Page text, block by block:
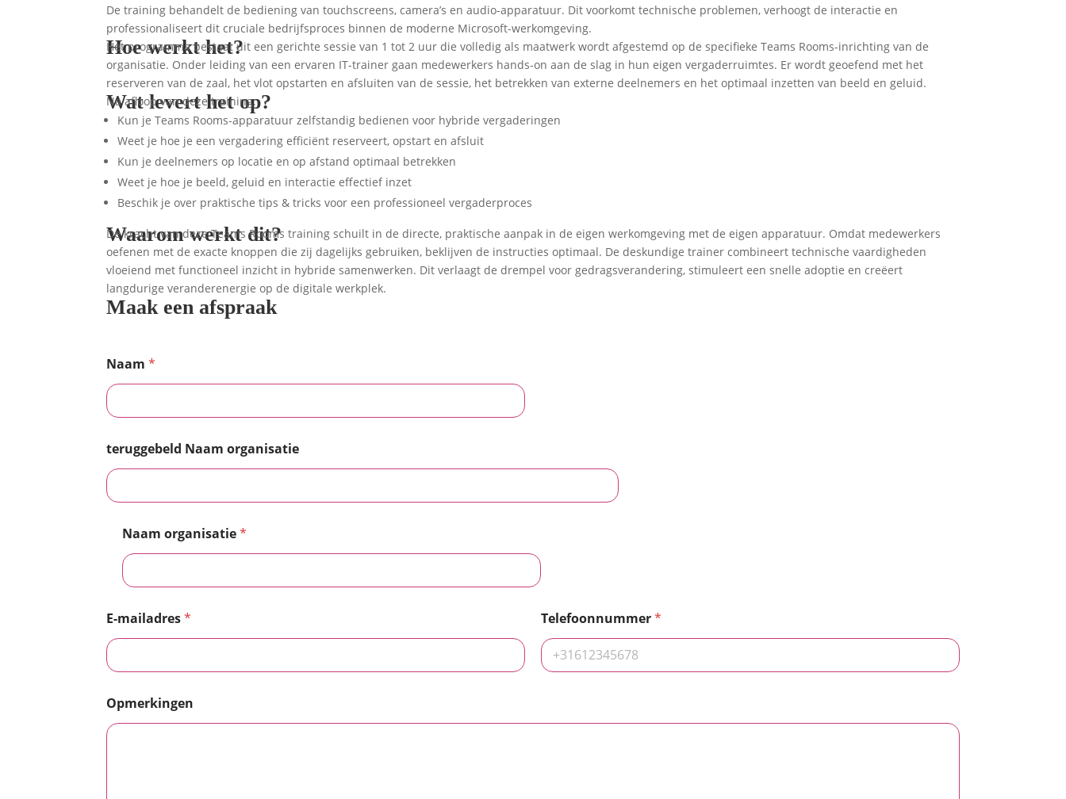
De training behandelt de bediening van touchscreens, camera’s en audio-apparatuur. Dit voorkomt technische problemen, verhoogt de interactie en
professionaliseert dit cruciale bedrijfsproces binnen de moderne Microsoft-werkomgeving.
Hoe werkt het?
Het programma bestaat uit een gerichte sessie van 1 tot 2 uur die volledig als maatwerk wordt afgestemd op de specifieke Teams Rooms-inrichting van de
organisatie. Onder leiding van een ervaren IT-trainer gaan medewerkers hands-on aan de slag in hun eigen vergaderruimtes. Er wordt geoefend met het
reserveren van de zaal, het vlot opstarten en afsluiten van de sessie, het betrekken van externe deelnemers en het optimaal inzetten van beeld en geluid.
Wat levert het op?
Na afloop van deze training:
Kun je Teams Rooms-apparatuur zelfstandig bedienen voor hybride vergaderingen
Weet je hoe je een vergadering efficiënt reserveert, opstart en afsluit
Kun je deelnemers op locatie en op afstand optimaal betrekken
Weet je hoe je beeld, geluid en interactie effectief inzet
Beschik je over praktische tips & tricks voor een professioneel vergaderproces
Waarom werkt dit?
De kracht van deze Teams Rooms training schuilt in de directe, praktische aanpak in de eigen werkomgeving met de eigen apparatuur. Omdat medewerkers
oefenen met de exacte knoppen die zij dagelijks gebruiken, beklijven de instructies optimaal. De deskundige trainer combineert technische vaardigheden
vloeiend met functioneel inzicht in hybride samenwerken. Dit verlaagt de drempel voor gedragsverandering, stimuleert een snelle adoptie en creëert
langdurige veranderenergie op de digitale werkplek.
Maak een afspraak
Naam*
teruggebeld Naam organisatie
Naam organisatie*
E-mailadres* Telefoonnummer*
Opmerkingen